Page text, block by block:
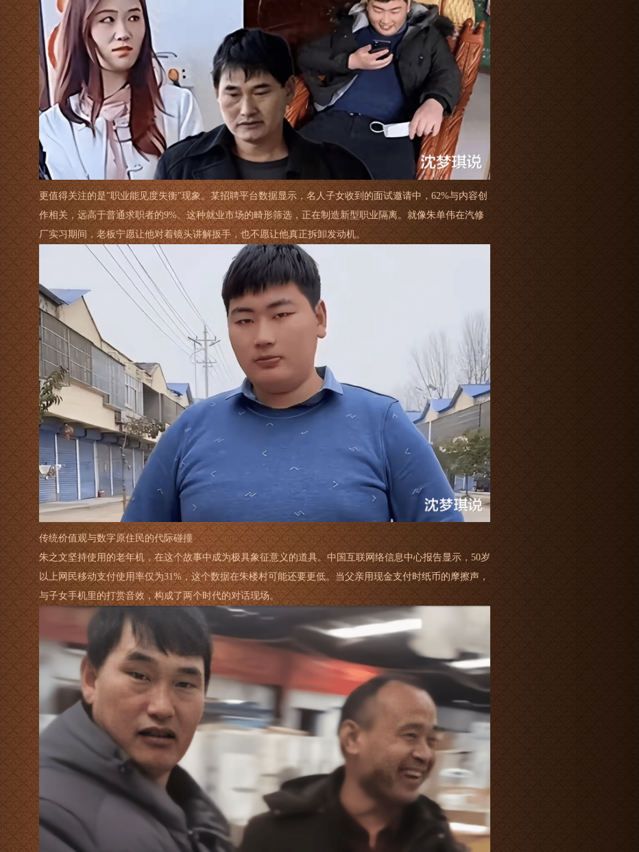
更值得关注的是"职业能见度失衡"现象。某招聘平台数据显示，名人子女收到的面试邀请中，62%与内容创
作相关，远高于普通求职者的9%。这种就业市场的畸形筛选，正在制造新型职业隔离。就像朱单伟在汽修
厂实习期间，老板宁愿让他对着镜头讲解扳手，也不愿让他真正拆卸发动机。
传统价值观与数字原住民的代际碰撞
朱之文坚持使用的老年机，在这个故事中成为极具象征意义的道具。中国互联网络信息中心报告显示，50岁
以上网民移动支付使用率仅为31%，这个数据在朱楼村可能还要更低。当父亲用现金支付时纸币的摩擦声，
与子女手机里的打赏音效，构成了两个时代的对话现场。